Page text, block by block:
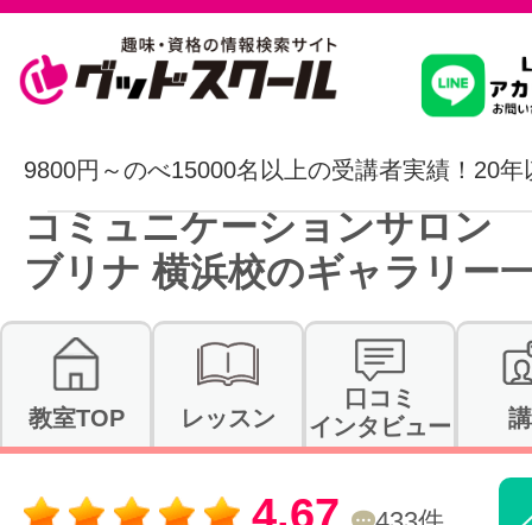
習いたいこ
スクールを
駅・路線か
通信講座を
9800円～のべ15000名以上の受講者実績！20年
コミュニケーションサロン
ブリナ 横浜校のギャラリー
教室TOP レッスン
口コミ
インタビュー
4.67